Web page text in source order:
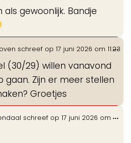
gewoonlijk. Bandje
schreef op 17 juni 2026 om 11:23
(30/29) willen vanavond
gaan. Zijn er meer stellen
Groetjes
...
schreef op 17 juni 2026 om ...